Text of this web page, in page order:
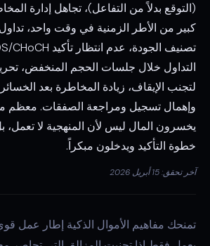
(التوقع بدلاً من التفاعل)، تجاهل إدارة
كبير من الأطر الزمنية في وقت واحد،
التداول خلال جلسات الحجم المنخفض،
لتجنب الإيقاف، زيادة المخاطرة بعد الخسائر
يخسرون المال ليس لأن المنهجية لا تعمل،
خطوة التأكيد ويدخلون مبكراً.
آخر تحقق: 15 أبريل 2026
تمنحك مفاهيم الأموال الذكية إطار عمل